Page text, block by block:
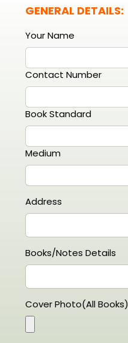
GENERAL DETAILS:
Your Name
Contact Number
Book Standard
Medium
Address
Books/Notes Details
Cover Photo(All Books)